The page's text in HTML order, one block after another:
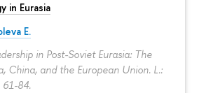
in Eurasia
E.
in Post-Soviet Eurasia: The
China, and the European Union. L.:
61-84.